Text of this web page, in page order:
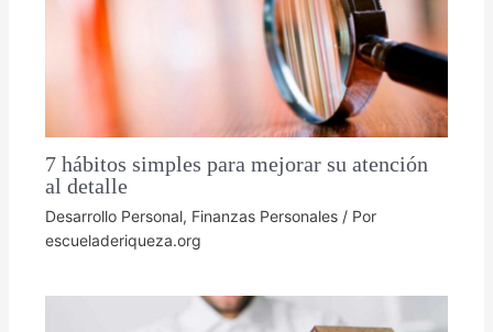
7 hábitos simples para mejorar su atención
al detalle
Desarrollo Personal, Finanzas Personales / Por
escueladeriqueza.org